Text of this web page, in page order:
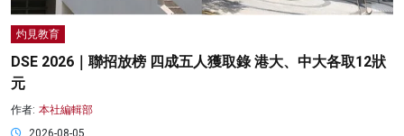
灼見教育
DSE 2026｜聯招放榜 四成五人獲取錄 港大、中大各取12狀
元
作者: 本社編輯部
2026-08-05